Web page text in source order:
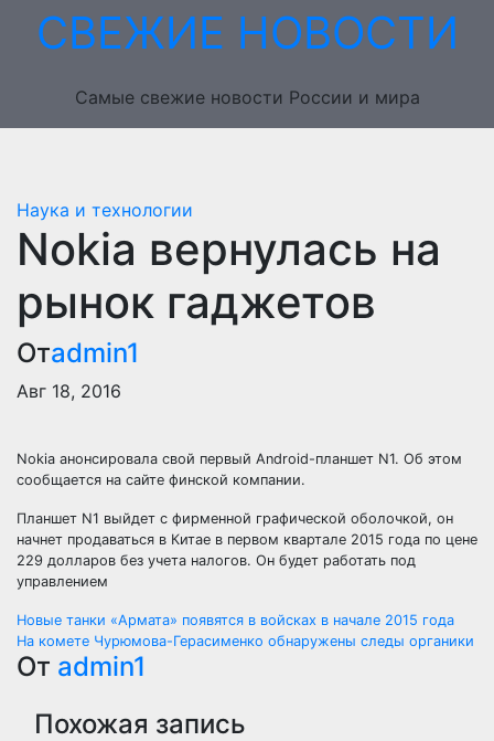
ПерейтиСВЕЖИЕ НОВОСТИ
Самые свежие новости России и мира
Наука и технологии
Nokia вернулась на
рынок гаджетов
Отadmin1
Авг 18, 2016
Nokia анонсировала свой первый Android-планшет N1. Об этом
сообщается на сайте финской компании.
Планшет N1 выйдет с фирменной графической оболочкой, он
начнет продаваться в Китае в первом квартале 2015 года по цене
229 долларов без учета налогов. Он будет работать под
управлением
Навигация
по
записям
Новые танки «Армата» появятся в войсках в начале 2015 года
На комете Чурюмова-Герасименко обнаружены следы органики
От admin1
Похожая запись